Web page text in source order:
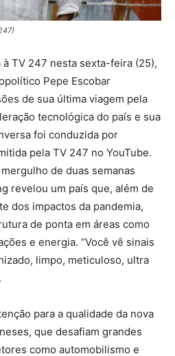
TV 247 nesta sexta-feira (25),
Pepe Escobar
de sua última viagem pela
tecnológica do país e sua
foi conduzida por
pela TV 247 no YouTube.
de duas semanas
revelou um país que, além de
dos impactos da pandemia,
de ponta em áreas como
e energia. “Você vê sinais
limpo, meticuloso, ultra
para a qualidade da nova
que desafiam grandes
como automobilismo e